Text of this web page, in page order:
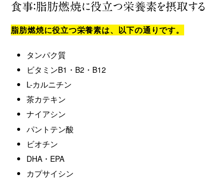
食事：脂肪燃焼に役立つ栄養素を摂取する
脂肪燃焼に役立つ栄養素は、以下の通りです。
タンパク質
ビタミンB1・B2・B12
L-カルニチン
茶カテキン
ナイアシン
パントテン酸
ビオチン
DHA・EPA
カプサイシン